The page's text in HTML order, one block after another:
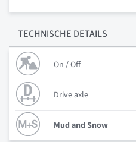
TECHNISCHE DETAILS
On / Off
Drive axle
Mud and Snow